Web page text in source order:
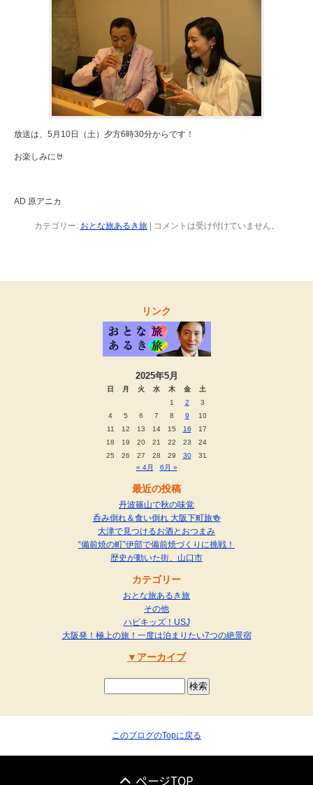
放送は、5月10日（土）夕方6時30分からです！
お楽しみに🤘
AD 原アニカ
カテゴリー: おとな旅あるき旅| コメントは受け付けていません。
リンク
2025年5月
日 月 火 水 木 金
土
1
2
3
4
5 6 7 8 9
10
11
12 13 14 15 16
17
18
19 20 21 22 23
24
25
26 27 28 29 30
31
« 4月
6月 »
最近の投稿
丹波篠山で秋の味覚
呑み倒れ＆食い倒れ 大阪下町旅🍻
大津で見つけるお酒とおつまみ
“備前焼の町”伊部で備前焼づくりに挑戦！
歴史が動いた街、山口市
カテゴリー
おとな旅あるき旅
その他
ハピキッズ！USJ
大阪発！極上の旅！一度は泊まりたい7つの絶景宿
アーカイブ
このブログのTopに戻る
ページTOP